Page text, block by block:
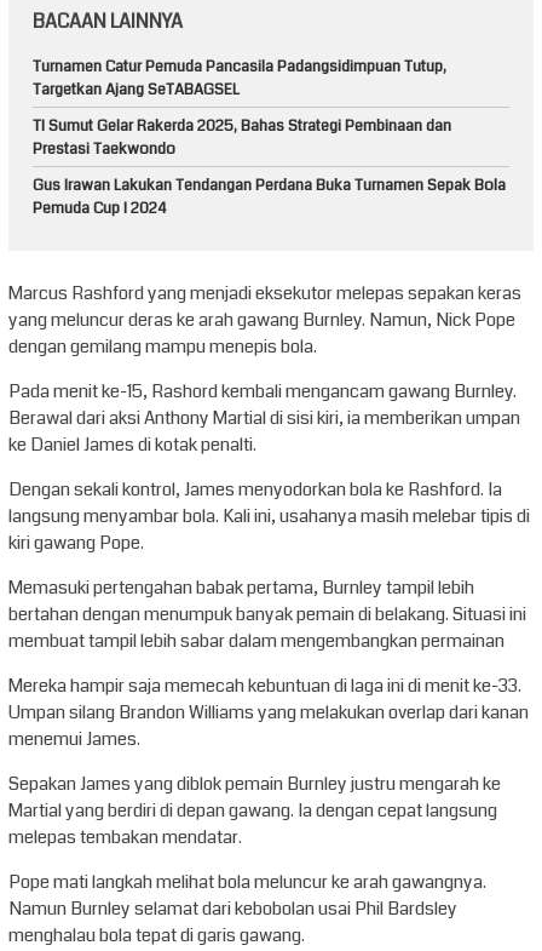
BACAAN LAINNYA
Turnamen Catur Pemuda Pancasila Padangsidimpuan Tutup,
Targetkan Ajang SeTABAGSEL
TI Sumut Gelar Rakerda 2025, Bahas Strategi Pembinaan dan
Prestasi Taekwondo
Gus Irawan Lakukan Tendangan Perdana Buka Turnamen Sepak Bola
Pemuda Cup I 2024
Marcus Rashford yang menjadi eksekutor melepas sepakan keras
yang meluncur deras ke arah gawang Burnley. Namun, Nick Pope
dengan gemilang mampu menepis bola.
Pada menit ke-15, Rashord kembali mengancam gawang Burnley.
Berawal dari aksi Anthony Martial di sisi kiri, ia memberikan umpan
ke Daniel James di kotak penalti.
Dengan sekali kontrol, James menyodorkan bola ke Rashford. Ia
langsung menyambar bola. Kali ini, usahanya masih melebar tipis di
kiri gawang Pope.
Memasuki pertengahan babak pertama, Burnley tampil lebih
bertahan dengan menumpuk banyak pemain di belakang. Situasi ini
membuat tampil lebih sabar dalam mengembangkan permainan
Mereka hampir saja memecah kebuntuan di laga ini di menit ke-33.
Umpan silang Brandon Williams yang melakukan overlap dari kanan
menemui James.
Sepakan James yang diblok pemain Burnley justru mengarah ke
Martial yang berdiri di depan gawang. Ia dengan cepat langsung
melepas tembakan mendatar.
Pope mati langkah melihat bola meluncur ke arah gawangnya.
Namun Burnley selamat dari kebobolan usai Phil Bardsley
menghalau bola tepat di garis gawang.